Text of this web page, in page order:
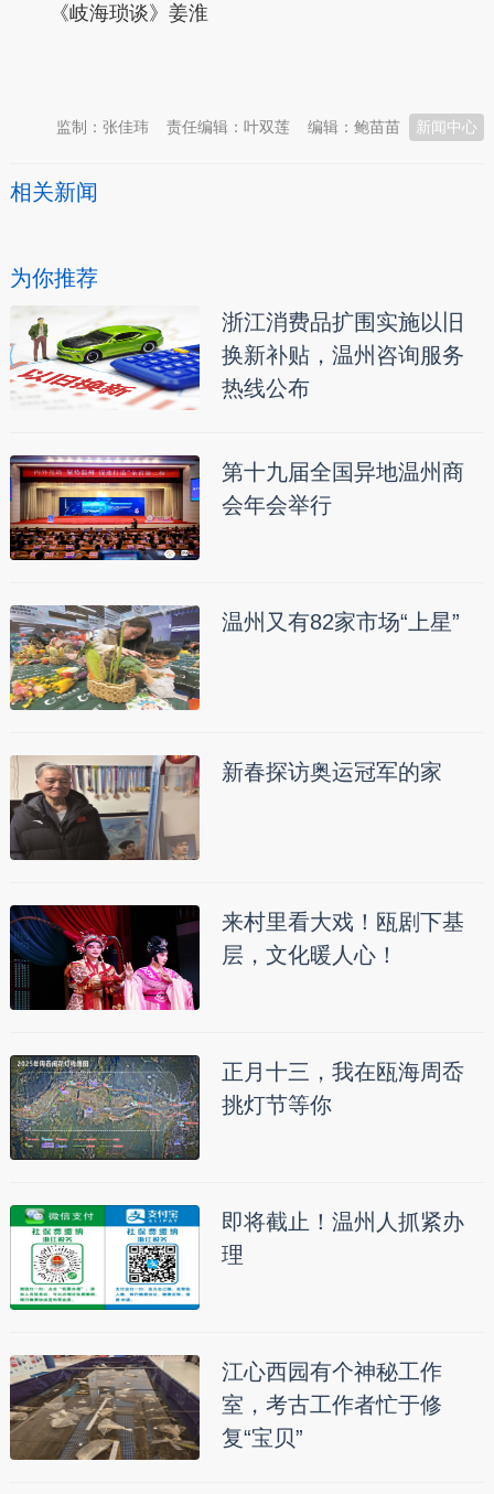
《岐海琐谈》姜淮
新闻中心
编辑：鲍苗苗
责任编辑：叶双莲
监制：张佳玮
相关新闻
为你推荐
浙江消费品扩围实施以旧
换新补贴，温州咨询服务
热线公布
第十九届全国异地温州商
会年会举行
温州又有82家市场“上星”
新春探访奥运冠军的家
来村里看大戏！瓯剧下基
层，文化暖人心！
正月十三，我在瓯海周岙
挑灯节等你
即将截止！温州人抓紧办
理
江心西园有个神秘工作
室，考古工作者忙于修
复“宝贝”